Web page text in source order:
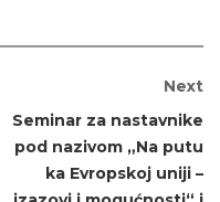
Next
Seminar za nastavnike
pod nazivom „Na putu
ka Evropskoj uniji –